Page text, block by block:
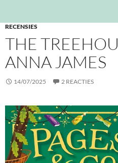
RECENSIES
THE
ANNA JAMES
14/07/2025 2 REACTIES